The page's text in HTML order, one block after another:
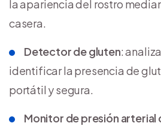
la apariencia del rostro
casera.
Detector de gluten:
identificar la presencia de
portátil y segura.
Monitor de presión arterial